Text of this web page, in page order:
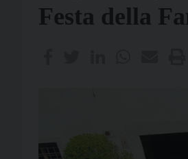
Festa della